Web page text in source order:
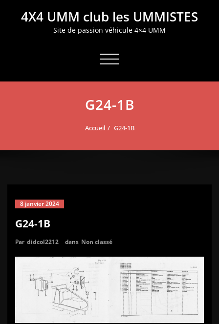
4X4 UMM club les UMMISTES
Site de passion véhicule 4×4 UMM
Afficher/masquer la navigation
G24-1B
Accueil G24-1B
8 janvier 2024
G24-1B
Par didcol2212 dans Non classé